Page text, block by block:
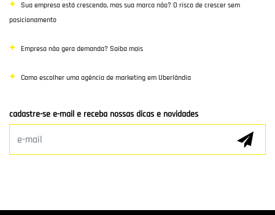
SEO
Marketing Digital
Desenvolvimento de app
Sua empresa está crescendo, mas sua marca não? O risco de crescer sem
posicionamento
Empresa não gera demanda? Saiba mais
Como escolher uma agência de marketing em Uberlândia
cadastre-se e-mail e receba nossas dicas e novidades